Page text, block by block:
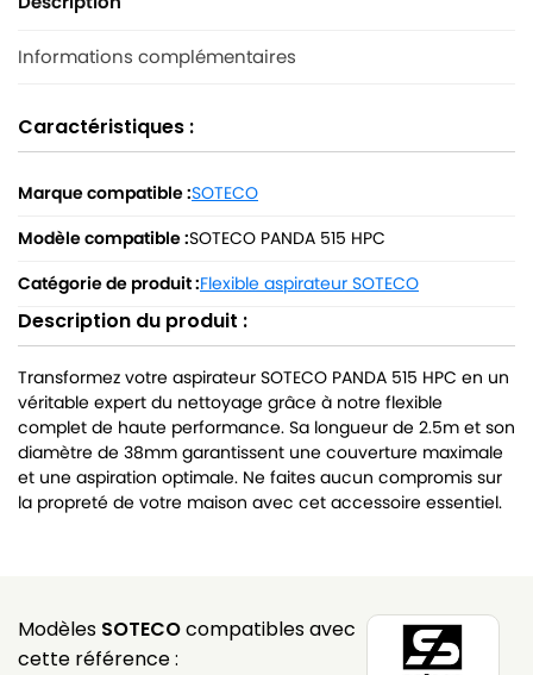
Informations complémentaires
Caractéristiques :
Marque compatible :SOTECO
Modèle compatible :SOTECO PANDA 515 HPC
Catégorie de produit :Flexible aspirateur SOTECO
Description du produit :
Transformez votre aspirateur SOTECO PANDA 515 HPC en un
véritable expert du nettoyage grâce à notre flexible
complet de haute performance. Sa longueur de 2.5m et son
diamètre de 38mm garantissent une couverture maximale
et une aspiration optimale. Ne faites aucun compromis sur
la propreté de votre maison avec cet accessoire essentiel.
Modèles SOTECOcompatibles avec
cette référence :